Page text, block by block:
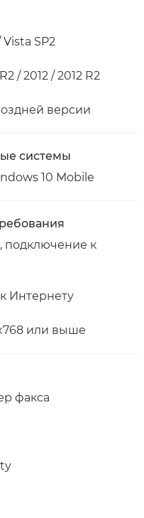
Vista SP2
/ 2012 / 2012 R2
версии
системы
10 Mobile
подключение к
Интернету
или выше
факса